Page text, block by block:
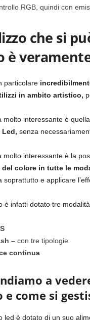
RGB, quindi con
che si
è
particolare
in ambito artistico,
molto interessante è
Led, senza
molto interessante è la
colore in tutte le
soprattutto e applicare
è infatti dotato tre
–con tre tipologie
continua
a
e come si
led è dotato di un suo